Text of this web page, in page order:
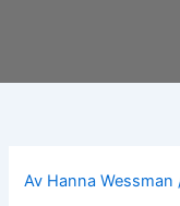
Av Hanna Wessman